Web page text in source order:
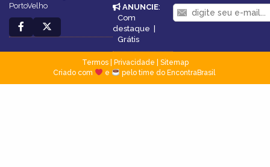
PortoVelho
ANUNCIE:
Com
destaque |
Grátis
Termos| Privacidade
Sitemap
Criado com
e pelo time do EncontraBrasil